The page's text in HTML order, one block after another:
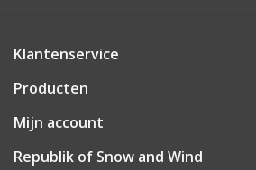
Klantenservice
Producten
Mijn account
Republik of Snow and Wind